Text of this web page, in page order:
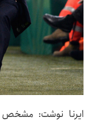
ایرنا نوشت: مشخص